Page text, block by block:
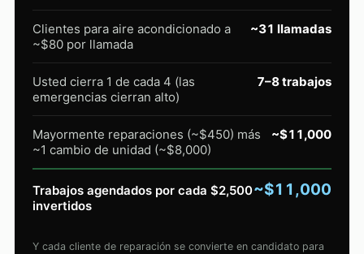
Clientes para aire acondicionado a
~$80 por llamada
~31 llamadas
Usted cierra 1 de cada 4 (las
emergencias cierran alto)
7–8 trabajos
Mayormente reparaciones (~$450) más
~1 cambio de unidad (~$8,000)
~$11,000
Trabajos agendados por cada $2,500
invertidos
~$11,000
Y cada cliente de reparación se convierte en candidato para